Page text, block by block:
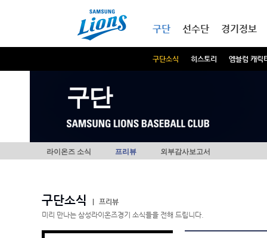
구단
구단소식 히스토리 엠블럼 캐릭
선수단 경기정보
구단
라이온즈 소식 프리뷰 외부감사보고서
구단소식
프리뷰
미리 만나는 삼성라이온즈경기 소식들을 전해 드립니다.